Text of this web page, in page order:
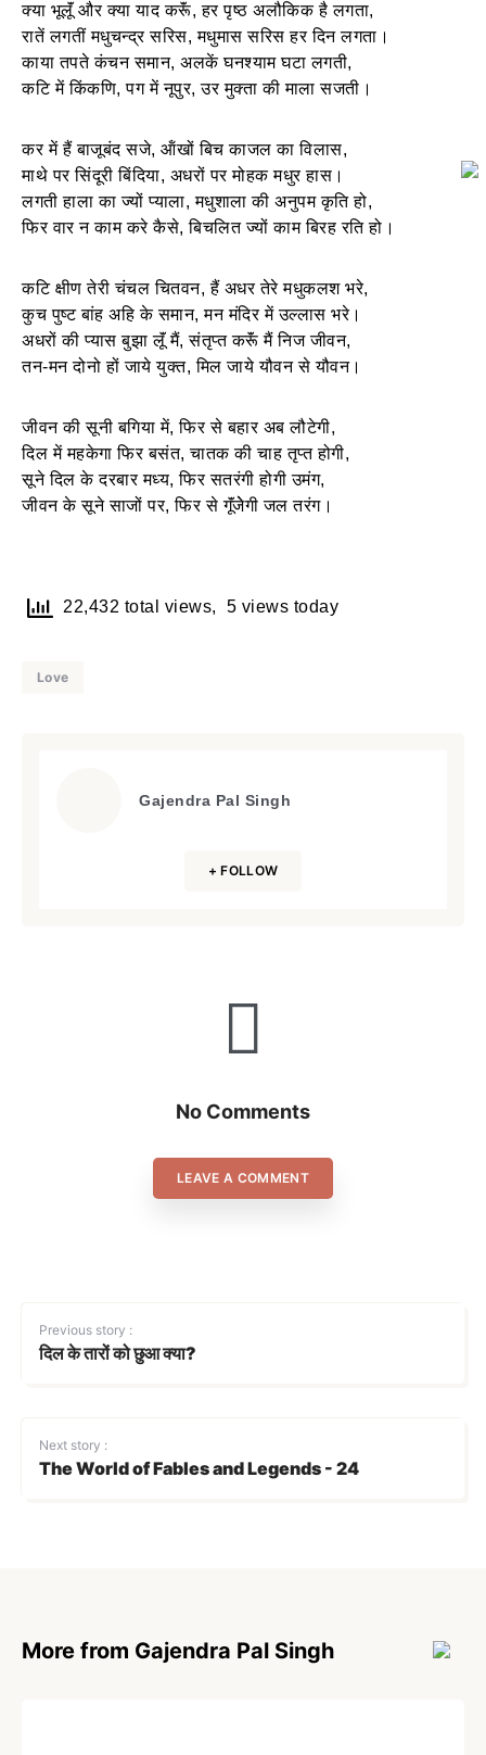
क्या भूलूॅं और क्या याद करूॅं, हर पृष्ठ अलौकिक है लगता,
रातें लगतीं मधुचन्द्र सरिस, मधुमास सरिस हर दिन लगता।
काया तपते कंचन समान, अलकें घनश्याम घटा लगती,
कटि में किंकणि, पग में नूपुर, उर मुक्ता की माला सजती।
कर में हैं बाजूबंद सजे, ऑंखों बिच काजल का विलास,
माथे पर सिंदूरी बिंदिया, अधरों पर मोहक मधुर हास।
लगती हाला का ज्यों प्याला, मधुशाला की अनुपम कृति हो,
फिर वार न काम करे कैसे, बिचलित ज्यों काम बिरह रति हो।
कटि क्षीण तेरी चंचल चितवन, हैं अधर तेरे मधुकलश भरे,
कुच पुष्ट बांह अहि के समान, मन मंदिर में उल्लास भरे।
अधरों की प्यास बुझा लूॅं मैं, संतृप्त करूॅं मैं निज जीवन,
तन-मन दोनो हों जाये युक्त, मिल जाये यौवन से यौवन।
जीवन की सूनी बगिया में, फिर से बहार अब लौटेगी,
दिल में महकेगा फिर बसंत, चातक की चाह तृप्त होगी,
सूने दिल के दरबार मध्य, फिर सतरंगी होगी उमंग,
जीवन के सूने साजों पर, फिर से गूॅंजेेगी जल तरंग।
22,432 total views, 5 views today
Love
Gajendra Pal Singh
+ FOLLOW
No Comments
LEAVE A COMMENT
Previous story :
दिल के तारों को छुआ क्या?
Next story :
The World of Fables and Legends - 24
More from Gajendra Pal Singh